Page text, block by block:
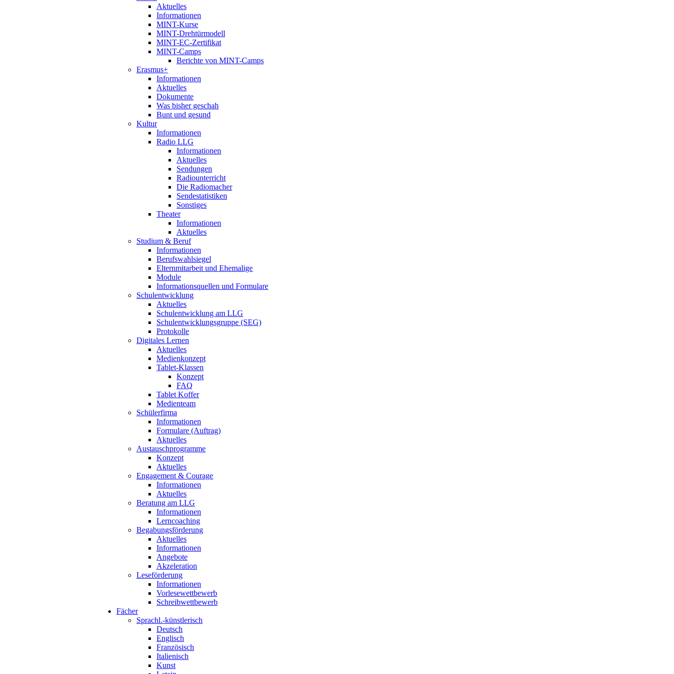
Aktuelles
Informationen
MINT-Kurse
MINT-Drehtürmodell
MINT-EC-Zertifikat
MINT-Camps
Berichte von MINT-Camps
Erasmus+
Informationen
Aktuelles
Dokumente
Was bisher geschah
Bunt und gesund
Kultur
Informationen
Radio LLG
Informationen
Aktuelles
Sendungen
Radiounterricht
Die Radiomacher
Sendestatistiken
Sonstiges
Theater
Informationen
Aktuelles
Studium & Beruf
Informationen
Berufswahlsiegel
Elternmitarbeit und Ehemalige
Module
Informationsquellen und Formulare
Schulentwicklung
Aktuelles
Schulentwicklung am LLG
Schulentwicklungsgruppe (SEG)
Protokolle
Digitales Lernen
Aktuelles
Medienkonzept
Tablet-Klassen
Konzept
FAQ
Tablet Koffer
Medienteam
Schülerfirma
Informationen
Formulare (Auftrag)
Aktuelles
Austauschprogramme
Konzept
Aktuelles
Engagement & Courage
Informationen
Aktuelles
Beratung am LLG
Informationen
Lerncoaching
Begabungsförderung
Aktuelles
Informationen
Angebote
Akzeleration
Leseförderung
Informationen
Vorlesewettbewerb
Schreibwettbewerb
Fächer
Sprachl.-künstlerisch
Deutsch
Englisch
Französisch
Italienisch
Kunst